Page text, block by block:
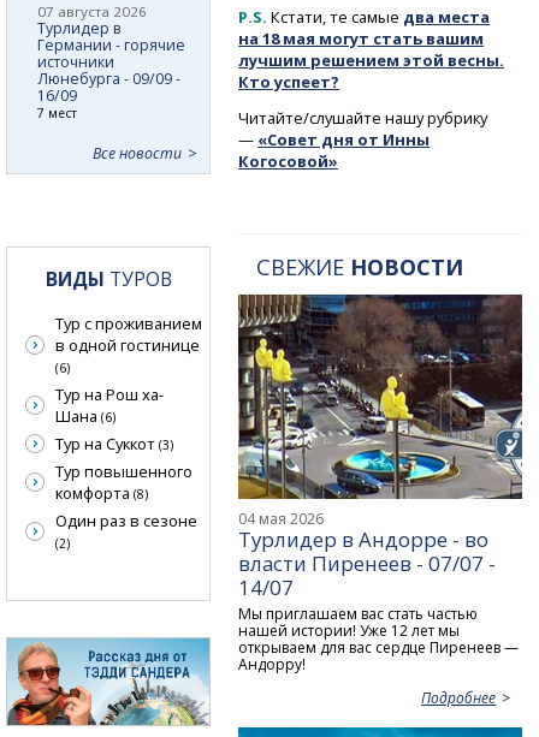
P.S. Кстати, те самые два места
на 18 мая могут стать вашим
лучшим решением этой весны.
Кто успеет?
Читайте/слушайте нашу рубрику
— «Совет дня от Инны
Когосовой»
СВЕЖИЕ НОВОСТИ
04 мая 2026
Турлидер в Андорре - во
власти Пиренеев - 07/07 -
14/07
Мы приглашаем вас стать частью
нашей истории! Уже 12 лет мы
открываем для вас сердце Пиренеев —
Андорру!
Подробнее
07 августа 2026
Турлидер в
Германии - горячие
источники
Люнебурга - 09/09 -
16/09
7 мест
Все новости
ВИДЫ ТУРОВ
Тур с проживанием
в одной гостинице
(6)
Тур на Рош ха-
Шана (6)
Тур на Суккот (3)
Тур повышенного
комфорта (8)
Один раз в сезоне
(2)